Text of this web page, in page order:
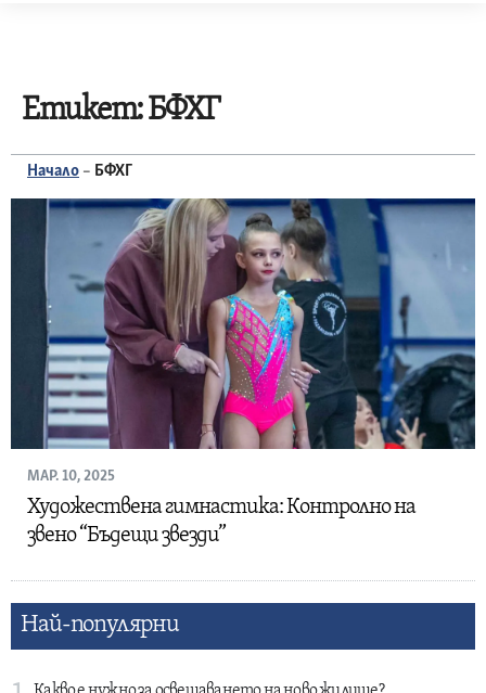
Етикет:БФХГ
Начало – БФХГ
МАР. 10, 2025
Художествена гимнастика: Контролно на
звено “Бъдещи звезди”
Най-популярни